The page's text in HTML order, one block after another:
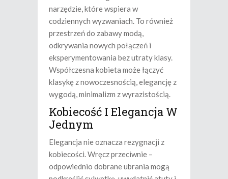
narzędzie, które wspiera w
codziennych wyzwaniach. To również
przestrzeń do zabawy modą,
odkrywania nowych połączeń i
eksperymentowania bez utraty klasy.
Współczesna kobieta może łączyć
klasykę z nowoczesnością, elegancję z
wygodą, minimalizm z wyrazistością.
Kobiecość I Elegancja W
Jednym
Elegancja nie oznacza rezygnacji z
kobiecości. Wręcz przeciwnie –
odpowiednio dobrane ubrania mogą